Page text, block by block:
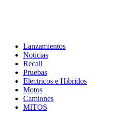
Lanzamientos
Noticias
Recall
Pruebas
Electricos e Hibridos
Motos
Camiones
MITOS